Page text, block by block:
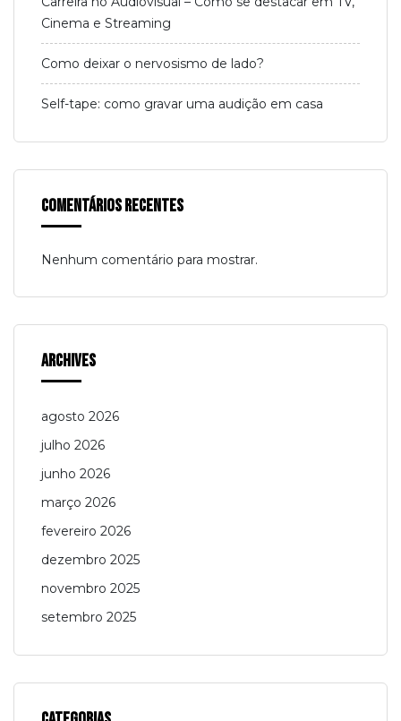
Cinema e Streaming
Como deixar o nervosismo de lado?
Self-tape: como gravar uma audição em casa
Comentários Recentes
Nenhum comentário para mostrar.
Archives
agosto 2026
julho 2026
junho 2026
março 2026
fevereiro 2026
dezembro 2025
novembro 2025
setembro 2025